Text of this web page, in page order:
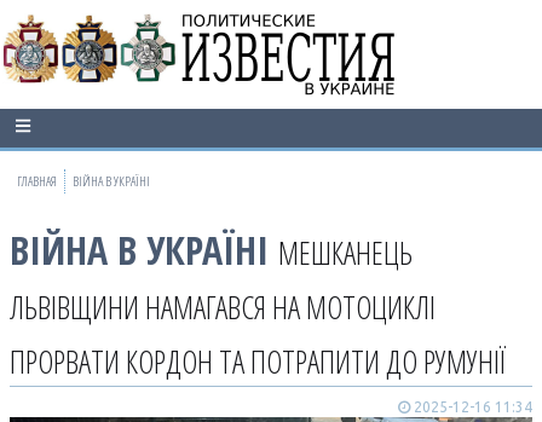
ГЛАВНАЯ ВІЙНА В УКРАЇНІ
ВІЙНА В УКРАЇНІ МЕШКАНЕЦЬ
ЛЬВІВЩИНИ НАМАГАВСЯ НА МОТОЦИКЛІ
ПРОРВАТИ КОРДОН ТА ПОТРАПИТИ ДО РУМУНІЇ
2025-12-16 11:34